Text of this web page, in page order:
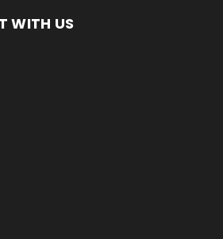
WITH US